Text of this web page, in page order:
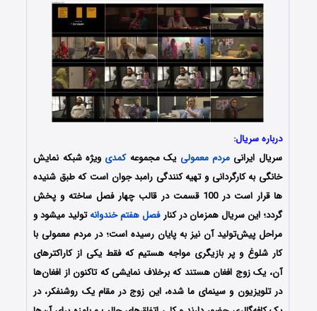
درباره سریال:
سریال ایرانیمردم معمولی یک مجموعهکمدی ویژه شبکه نمایش
خانگی به کارگردانی و تهیه کنندگی رامبد جوان است که طبق شنیده
ها قرار است در 100 قسمت در قالب چهار فصل ساخته و پخش
گردد؛ این سریال همزمان در کنارفصل هفتم خندوانهتولید میشود و
مراحل پیش‌تولید آن نیز به پایان رسیده‌ است؛ در مردم معمولی با
کار شلوغ و پر بازیگری مواجه هستیم که فقط یکی از کاراکترهای
آن، یک زوج افغان هستند که برخلاف نمایشی که تاکنون از افغان‌ها
در تلویزیون و سینمای ما شده، این زوج در مقام یک روشنفکر، در